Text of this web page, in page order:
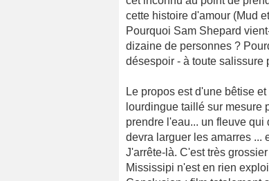
cette histoire d'amour (Mud
Pourquoi Sam Shepard
dizaine de personnes ?
désespoir - à toute salissure
Le propos est d'une bêtise
lourdingue taillé sur mesure
prendre l'eau... un fleuve
devra larguer les amarres ...
J'arrête-là. C'est très
Mississipi n'est en rien